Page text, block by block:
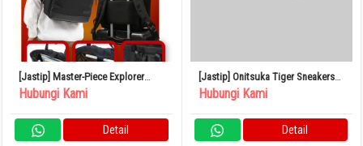
[Jastip] Master-Piece Explorer
2WAY Backpack
Hubungi Kami
Detail
[Jastip] Onitsuka Tiger Sneakers
Japan
Hubungi Kami
Detail